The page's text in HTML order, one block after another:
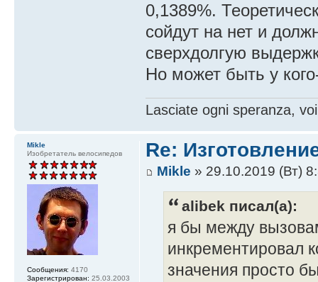
0,1389%.
сойдут на нет и
сверхдолгую
Но может быть у
Lasciate ogni speranza,
Mikle
Изобретатель велосипедов
Сообщения: 4170
Зарегистрирован: 25.03.2003
Re:
Mikle » 29.10.2019 (Вт)
alibek писал(а):
я бы между
инкрементировал
значения просто